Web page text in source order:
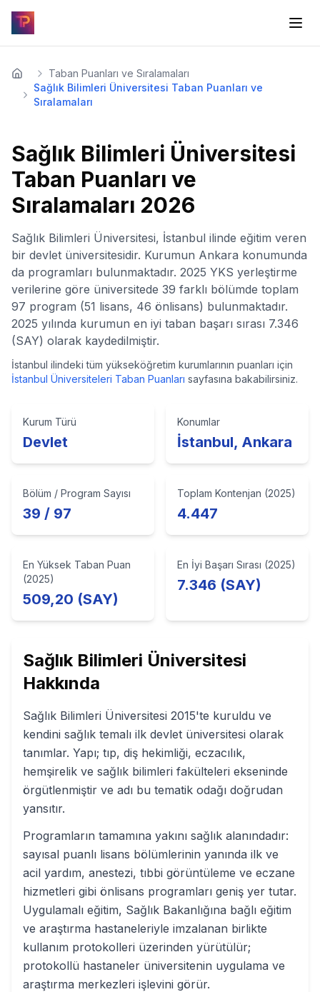
Taban Puanları ve Sıralamaları
Sağlık Bilimleri Üniversitesi Taban Puanları ve
Sıralamaları
Sağlık Bilimleri Üniversitesi
Taban Puanları ve
Sıralamaları 2026
Sağlık Bilimleri Üniversitesi, İstanbul ilinde eğitim veren
bir devlet üniversitesidir. Kurumun Ankara konumunda
da programları bulunmaktadır. 2025 YKS yerleştirme
verilerine göre üniversitede 39 farklı bölümde toplam
97 program (51 lisans, 46 önlisans) bulunmaktadır.
2025 yılında kurumun en iyi taban başarı sırası 7.346
(SAY) olarak kaydedilmiştir.
İstanbul ilindeki tüm yükseköğretim kurumlarının puanları için
İstanbul Üniversiteleri Taban Puanları sayfasına bakabilirsiniz.
Kurum Türü
Devlet
Konumlar
İstanbul, Ankara
Bölüm / Program Sayısı
39 / 97
Toplam Kontenjan (2025)
4.447
En Yüksek Taban Puan
(2025)
509,20 (SAY)
En İyi Başarı Sırası (2025)
7.346 (SAY)
Sağlık Bilimleri Üniversitesi
Hakkında
Sağlık Bilimleri Üniversitesi 2015'te kuruldu ve
kendini sağlık temalı ilk devlet üniversitesi olarak
tanımlar. Yapı; tıp, diş hekimliği, eczacılık,
hemşirelik ve sağlık bilimleri fakülteleri ekseninde
örgütlenmiştir ve adı bu tematik odağı doğrudan
yansıtır.
Programların tamamına yakını sağlık alanındadır:
sayısal puanlı lisans bölümlerinin yanında ilk ve
acil yardım, anestezi, tıbbi görüntüleme ve eczane
hizmetleri gibi önlisans programları geniş yer tutar.
Uygulamalı eğitim, Sağlık Bakanlığına bağlı eğitim
ve araştırma hastaneleriyle imzalanan birlikte
kullanım protokolleri üzerinden yürütülür;
protokollü hastaneler üniversitenin uygulama ve
araştırma merkezleri işlevini görür.